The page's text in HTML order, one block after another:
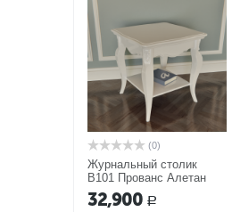
(0)
Журнальный столик
В101 Прованс Алетан
32,900 Р